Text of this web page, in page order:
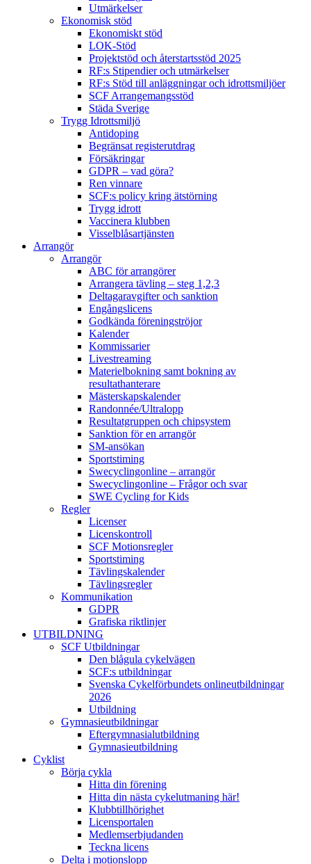
Utmärkelser
Ekonomisk stöd
Ekonomiskt stöd
LOK-Stöd
Projektstöd och återstartsstöd 2025
RF:s Stipendier och utmärkelser
RF:s Stöd till anläggningar och idrottsmiljöer
SCF Arrangemangsstöd
Städa Sverige
Trygg Idrottsmiljö
Antidoping
Begränsat registerutdrag
Försäkringar
GDPR – vad göra?
Ren vinnare
SCF:s policy kring ätstörning
Trygg idrott
Vaccinera klubben
Visselblåsartjänsten
Arrangör
Arrangör
ABC för arrangörer
Arrangera tävling – steg 1,2,3
Deltagaravgifter och sanktion
Engångslicens
Godkända föreningströjor
Kalender
Kommissarier
Livestreaming
Materielbokning samt bokning av
resultathanterare
Mästerskapskalender
Randonnée/Ultralopp
Resultatgruppen och chipsystem
Sanktion för en arrangör
SM-ansökan
Sportstiming
Swecyclingonline – arrangör
Swecyclingonline – Frågor och svar
SWE Cycling for Kids
Regler
Licenser
Licenskontroll
SCF Motionsregler
Sportstiming
Tävlingskalender
Tävlingsregler
Kommunikation
GDPR
Grafiska riktlinjer
UTBILDNING
SCF Utbildningar
Den blågula cykelvägen
SCF:s utbildningar
Svenska Cykelförbundets onlineutbildningar
2026
Utbildning
Gymnasieutbildningar
Eftergymnasialutbildning
Gymnasieutbildning
Cyklist
Börja cykla
Hitta din förening
Hitta din nästa cykelutmaning här!
Klubbtillhörighet
Licensportalen
Medlemserbjudanden
Teckna licens
Delta i motionslopp